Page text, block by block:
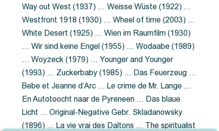
Way out West (1937) … Weisse Wüste (1922) …
Westfront 1918 (1930) … Wheel of time (2003) …
White Desert (1925) … Wien im Raumfilm (1930)
… Wir sind keine Engel (1955) … Wodaabe (1989)
… Woyzeck (1979) … Younger and Younger
(1993) … Zuckerbaby (1985) … Das Feuerzeug …
Bebe et Jeanne d’Arc … Le crime de Mr. Lange …
En Autotoocht naar de Pyreneen … Das blaue
Licht … Original-Negative Gebr. Skladanowsky
(1896) … La vie vrai des Daltons … The spiritualist